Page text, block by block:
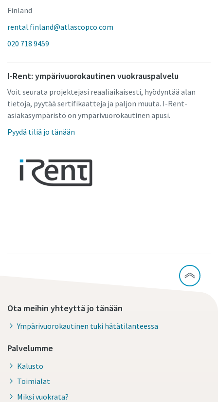
Finland
rental.finland@atlascopco.com
020 718 9459
I-Rent: ympärivuorokautinen vuokrauspalvelu
Voit seurata projektejasi reaaliaikaisesti, hyödyntää alan
tietoja, pyytää sertifikaatteja ja paljon muuta. I-Rent-
asiakasympäristö on ympärivuorokautinen apusi.
Pyydä tiliä jo tänään
Ota meihin yhteyttä jo tänään
Ympärivuorokautinen tuki hätätilanteessa
Palvelumme
Kalusto
Toimialat
Miksi vuokrata?